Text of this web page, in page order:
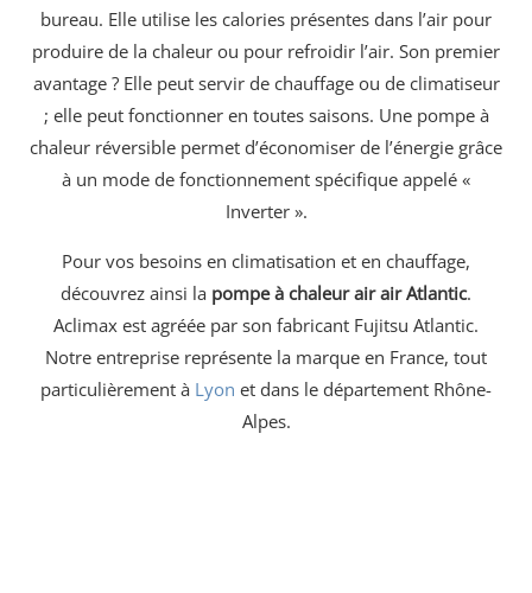
bureau. Elle utilise les calories présentes dans l’air pour
produire de la chaleur ou pour refroidir l’air. Son premier
avantage ? Elle peut servir de chauffage ou de climatiseur
; elle peut fonctionner en toutes saisons. Une pompe à
chaleur réversible permet d’économiser de l’énergie grâce
à un mode de fonctionnement spécifique appelé «
Inverter ».
Pour vos besoins en climatisation et en chauffage,
découvrez ainsi la pompe à chaleur air air Atlantic.
Aclimax est agréée par son fabricant Fujitsu Atlantic.
Notre entreprise représente la marque en France, tout
particulièrement à Lyon et dans le département Rhône-
Alpes.